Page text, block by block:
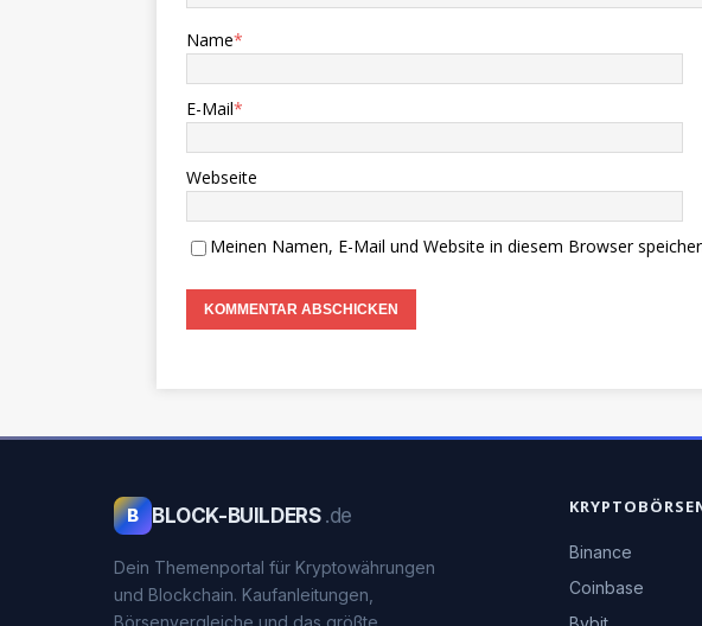
Name*
E-Mail*
Webseite
Meinen Namen, E-Mail und Website in diesem Browser
B BLOCK-BUILDERS .de
Dein Themenportal für Kryptowährungen
und Blockchain. Kaufanleitungen,
Börsenvergleiche und das größte
Binance
Coinbase